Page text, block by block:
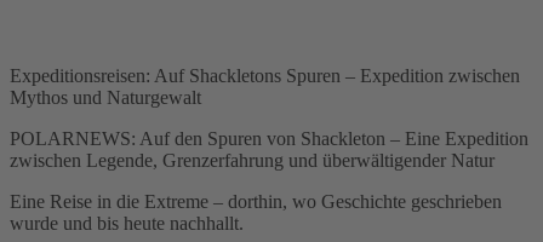
Expeditionsreisen: Auf Shackletons Spuren – Expedition zwischen
Mythos und Naturgewalt
POLARNEWS: Auf den Spuren von Shackleton – Eine Expedition
zwischen Legende, Grenzerfahrung und überwältigender Natur
Eine Reise in die Extreme – dorthin, wo Geschichte geschrieben
wurde und bis heute nachhallt.